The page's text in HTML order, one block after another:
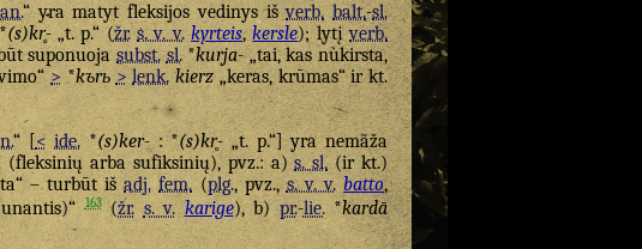
“ yra matyt fleksijos vedinys išverb. balt.-sl.
(s)kr̥-„t. p.“ (žr. s. v. v. kyrteis,kersle); lytįverb.
suponuojasubst. sl.*kurja-„tai, kas nùkirsta,
> *kъrь > lenk. kierz„keras, krūmas“ ir kt.
“ [< ide.*(s)ker-: *(s)kr̥-„t. p.“] yra nemãža
arba sufiksinių), pvz.: a)s. sl.(ir kt.)
– turbūt išadj. fem.(plg., pvz.,s. v. v. batto,
163(žr. s. v. karige), b)pr.-lie.*kardā